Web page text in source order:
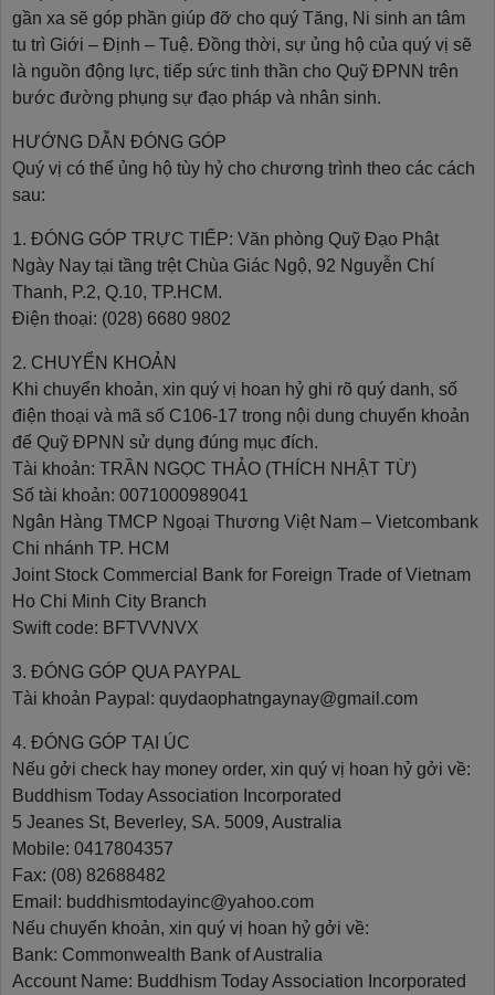
gần xa sẽ góp phần giúp đỡ cho quý Tăng, Ni sinh an tâm
tu trì Giới – Định – Tuệ. Đồng thời, sự ủng hộ của quý vị sẽ
là nguồn động lực, tiếp sức tinh thần cho Quỹ ĐPNN trên
bước đường phụng sự đạo pháp và nhân sinh.
HƯỚNG DẪN ĐÓNG GÓP
Quý vị có thể ủng hộ tùy hỷ cho chương trình theo các cách
sau:
1. ĐÓNG GÓP TRỰC TIẾP: Văn phòng Quỹ Đạo Phật
Ngày Nay tại tầng trệt Chùa Giác Ngộ, 92 Nguyễn Chí
Thanh, P.2, Q.10, TP.HCM.
Điện thoại: (028) 6680 9802
2. CHUYỂN KHOẢN
Khi chuyển khoản, xin quý vị hoan hỷ ghi rõ quý danh, số
điện thoại và mã số C106-17 trong nội dung chuyển khoản
để Quỹ ĐPNN sử dụng đúng mục đích.
Tài khoản: TRẦN NGỌC THẢO (THÍCH NHẬT TỪ)
Số tài khoản: 0071000989041
Ngân Hàng TMCP Ngoại Thương Việt Nam – Vietcombank
Chi nhánh TP. HCM
Joint Stock Commercial Bank for Foreign Trade of Vietnam
Ho Chi Minh City Branch
Swift code: BFTVVNVX
3. ĐÓNG GÓP QUA PAYPAL
Tài khoản Paypal: quydaophatngaynay@gmail.com
4. ĐÓNG GÓP TẠI ÚC
Nếu gởi check hay money order, xin quý vị hoan hỷ gởi về:
Buddhism Today Association Incorporated
5 Jeanes St, Beverley, SA. 5009, Australia
Mobile: 0417804357
Fax: (08) 82688482
Email: buddhismtodayinc@yahoo.com
Nếu chuyển khoản, xin quý vị hoan hỷ gởi về:
Bank: Commonwealth Bank of Australia
Account Name: Buddhism Today Association Incorporated